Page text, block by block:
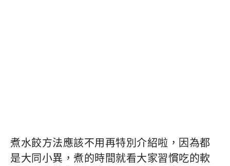
煮水餃方法應該不用再特別介紹啦，因為都
是大同小異，煮的時間就看大家習慣吃的軟